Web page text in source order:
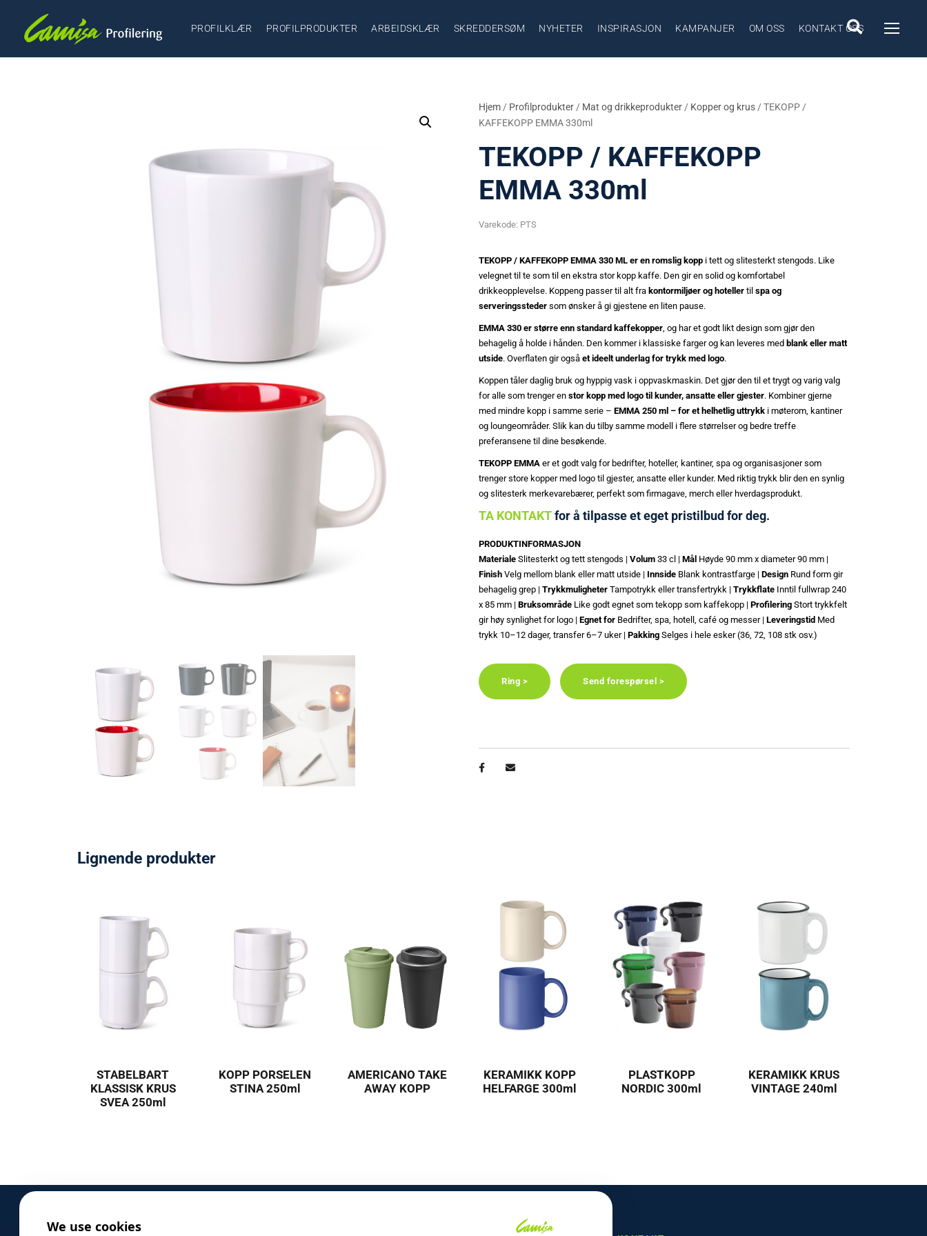
PROFILKLÆR PROFILPRODUKTER ARBEIDSKLÆR SKREDDERSØM NYHETER INSPIRASJON KAMPANJER OM OSS KONTAKT OSS
Hjem / Profilprodukter / Mat og drikkeprodukter / Kopper og krus / TEKOPP /
KAFFEKOPP EMMA 330ml
TEKOPP / KAFFEKOPP
EMMA 330ml
Varekode: PTS
TEKOPP / KAFFEKOPP EMMA 330 ML er en romslig kopp i tett og slitesterkt stengods. Like
velegnet til te som til en ekstra stor kopp kaffe. Den gir en solid og komfortabel
drikkeopplevelse. Koppeng passer til alt fra kontormiljøer og hoteller tilspa og
serveringssteder som ønsker å gi gjestene en liten pause.
EMMA 330 er større enn standard kaffekopper, og har et godt likt design som gjør den
behagelig å holde i hånden. Den kommer i klassiske farger og kan leveres med blank eller matt
utside. Overflaten gir ogsået ideelt underlag for trykk med logo.
Koppen tåler daglig bruk og hyppig vask i oppvaskmaskin. Det gjør den til et trygt og varig valg
for alle som trenger enstor kopp med logo til kunder, ansatte eller gjester. Kombiner gjerne
med mindre kopp i samme serie –EMMA 250 ml – for et helhetlig uttrykk i møterom, kantiner
og loungeområder. Slik kan du tilby samme modell i flere størrelser og bedre treffe
preferansene til dine besøkende.
TEKOPP EMMAer et godt valg for bedrifter, hoteller, kantiner, spa og organisasjoner som
trenger store kopper med logo til gjester, ansatte eller kunder. Med riktig trykk blir den en synlig
og slitesterk merkevarebærer, perfekt som firmagave, merch eller hverdagsprodukt.
TA KONTAKTfor å tilpasse et eget pristilbud for deg.
PRODUKTINFORMASJON
Materiale Slitesterkt og tett stengods |Volum 33 cl |Mål Høyde 90 mm x diameter 90 mm |
Finish Velg mellom blank eller matt utside | Innside Blank kontrastfarge |Design Rund form gir
behagelig grep |Trykkmuligheter Tampotrykk eller transfertrykk |Trykkflate Inntil fullwrap 240
x 85 mm |Bruksområde Like godt egnet som tekopp som kaffekopp |Profilering Stort trykkfelt
gir høy synlighet for logo |Egnet for Bedrifter, spa, hotell, café og messer |Leveringstid Med
trykk 10–12 dager, transfer 6–7 uker |Pakking Selges i hele esker (36, 72, 108 stk osv.)
Ring > Send forespørsel >
Lignende produkter
STABELBART
KLASSISK KRUS
SVEA 250ml
KOPP PORSELEN
STINA 250ml
AMERICANO TAKE
AWAY KOPP
KERAMIKK KOPP
HELFARGE 300ml
PLASTKOPP
NORDIC 300ml
KERAMIKK KRUS
VINTAGE 240ml
We use cookies